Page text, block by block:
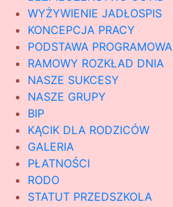
WYŻYWIENIE JADŁOSPIS
KONCEPCJA PRACY
PODSTAWA PROGRAMOWA
RAMOWY ROZKŁAD DNIA
NASZE SUKCESY
NASZE GRUPY
BIP
KĄCIK DLA RODZICÓW
GALERIA
PŁATNOŚCI
RODO
STATUT PRZEDSZKOLA